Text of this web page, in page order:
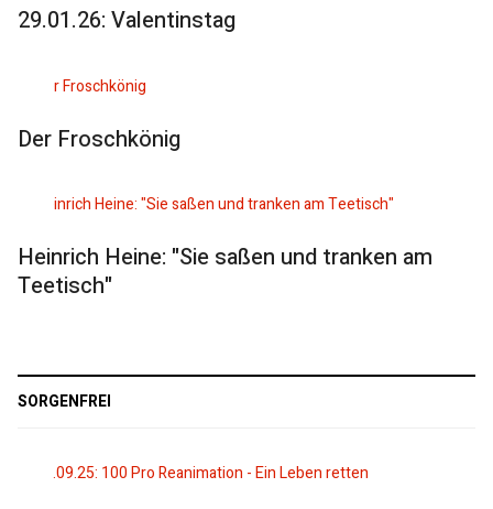
29.01.26: Valentinstag
Der Froschkönig
Heinrich Heine: "Sie saßen und tranken am
Teetisch"
SORGENFREI